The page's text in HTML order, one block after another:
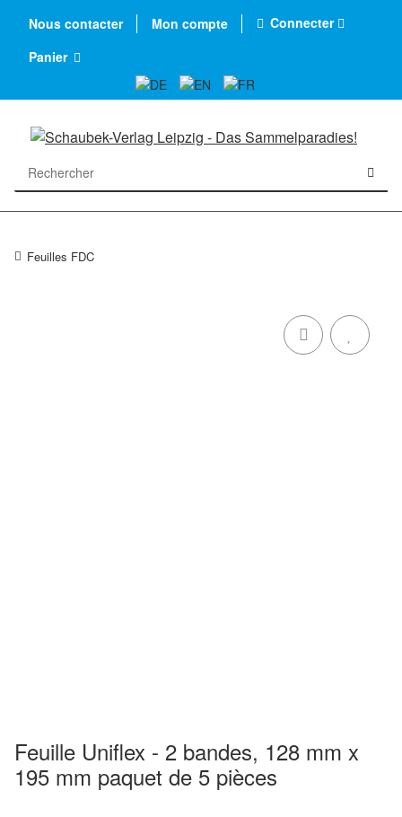
Nous contacter Mon compte
Connecter
Panier
Feuilles FDC
Feuille Uniflex - 2 bandes, 128 mm x
195 mm paquet de 5 pièces